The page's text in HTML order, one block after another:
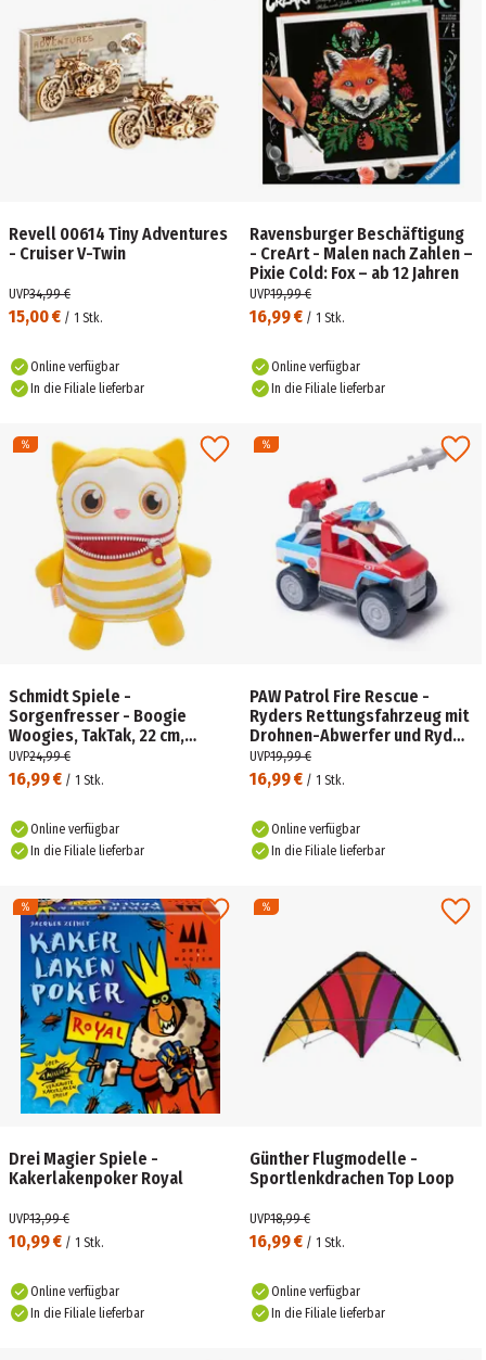
Revell 00614 Tiny Adventures
- Cruiser V-Twin
15,00 € / 1 Stk.
UVP34,99 €
Online verfügbar
In die Filiale lieferbar
Ravensburger Beschäftigung
- CreArt - Malen nach Zahlen –
Pixie Cold: Fox – ab 12 Jahren
16,99 € / 1 Stk.
UVP19,99 €
Online verfügbar
In die Filiale lieferbar
Schmidt Spiele -
Sorgenfresser - Boogie
Woogies, TakTak, 22 cm,
Plüsch
16,99 € / 1 Stk.
UVP24,99 €
Online verfügbar
In die Filiale lieferbar
PAW Patrol Fire Rescue -
Ryders Rettungsfahrzeug mit
Drohnen-Abwerfer und Ryder
Figur
16,99 € / 1 Stk.
UVP19,99 €
Online verfügbar
In die Filiale lieferbar
Drei Magier Spiele -
Kakerlakenpoker Royal
10,99 € / 1 Stk.
UVP13,99 €
Online verfügbar
In die Filiale lieferbar
Günther Flugmodelle -
Sportlenkdrachen Top Loop
16,99 € / 1 Stk.
UVP18,99 €
Online verfügbar
In die Filiale lieferbar